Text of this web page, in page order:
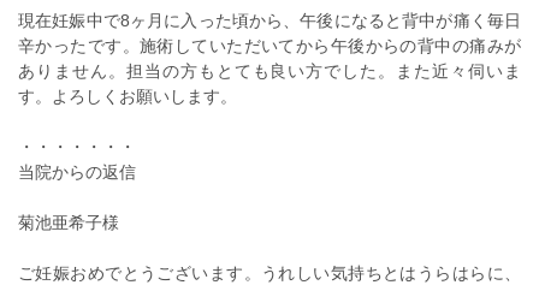
現在妊娠中で8ヶ月に入った頃から、午後になると背中が痛く毎日
辛かったです。施術していただいてから午後からの背中の痛みが
ありません。担当の方もとても良い方でした。また近々伺いま
す。よろしくお願いします。
・・・・・・・
当院からの返信
菊池亜希子様
ご妊娠おめでとうございます。うれしい気持ちとはうらはらに、